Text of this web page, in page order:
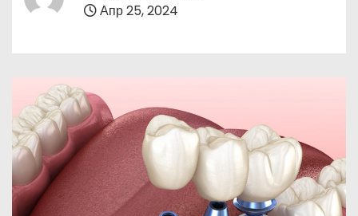
Апр 25, 2024